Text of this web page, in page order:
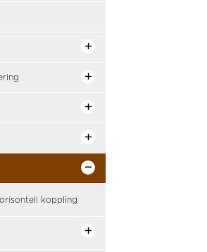
koppling